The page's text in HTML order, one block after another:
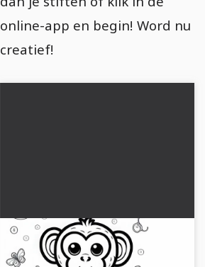
online-app en begin! Word nu
creatief!
Makake Kleurplaat Eenvoudig
Gratis